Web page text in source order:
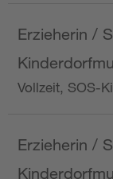
Erzieherin /
Vollzeit, SOS-
Erzieherin /